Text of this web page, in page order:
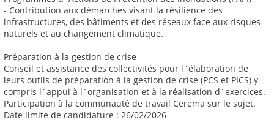
- Contribution aux démarches visant la résilience des
infrastructures, des bâtiments et des réseaux face aux risques
naturels et au changement climatique.
Préparation à la gestion de crise
Conseil et assistance des collectivités pour l`élaboration de
leurs outils de préparation à la gestion de crise (PCS et PICS) y
compris l`appui à l`organisation et à la réalisation d`exercices.
Participation à la communauté de travail Cerema sur le sujet.
Date limite de candidature : 26/02/2026